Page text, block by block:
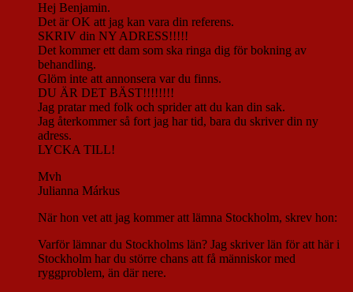
Hej Benjamin.
Det är OK att jag kan vara din referens.
SKRIV din NY ADRESS!!!!!
Det kommer ett dam som ska ringa dig för bokning av
behandling.
Glöm inte att annonsera var du finns.
DU ÄR DET BÄST!!!!!!!!
Jag pratar med folk och sprider att du kan din sak.
Jag återkommer så fort jag har tid, bara du skriver din ny
adress.
LYCKA TILL!
Mvh
Julianna Márkus
När hon vet att jag kommer att lämna Stockholm, skrev hon:
Varför lämnar du Stockholms län? Jag skriver län för att här i
Stockholm har du större chans att få människor med
ryggproblem, än där nere.